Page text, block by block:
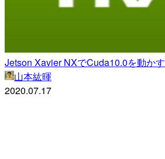
Jetson Xavier NXでCuda10.0を動かす
山本紘暉
2020.07.17